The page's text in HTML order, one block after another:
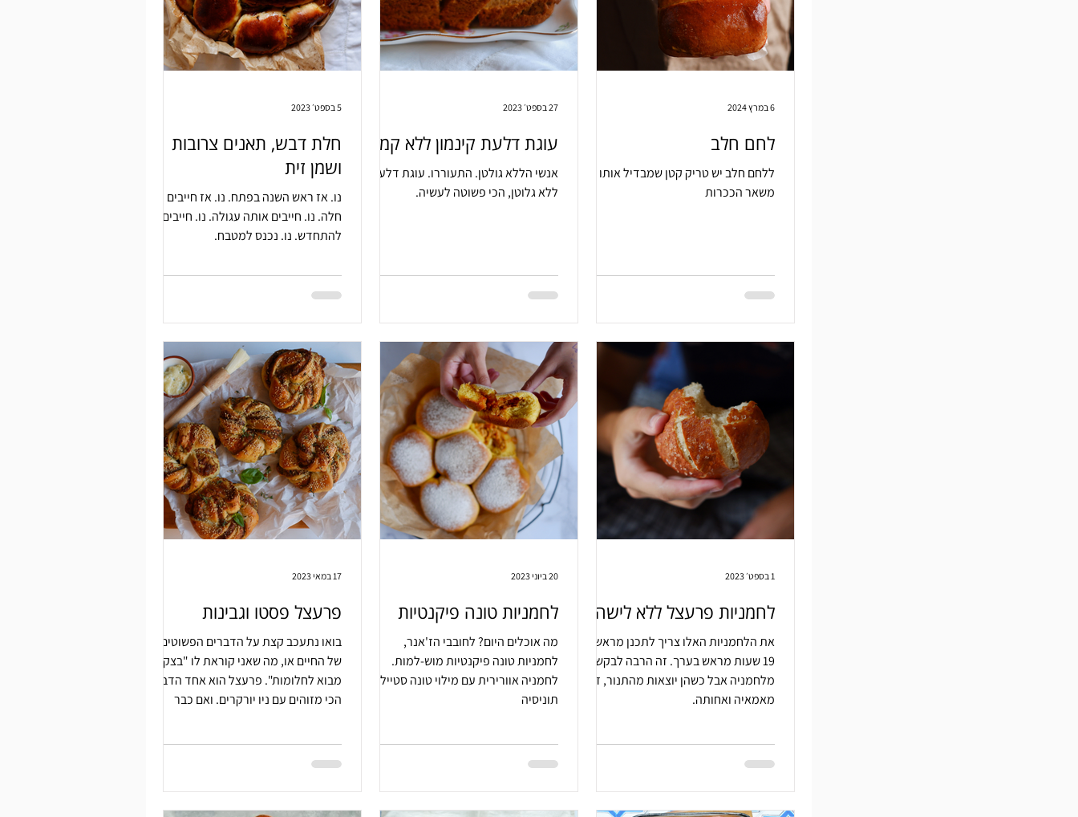
לחם חלב
ללחם חלב יש טריק קטן שמבדיל אותו
משאר הככרות
6 במרץ 2024
עוגת דלעת קינמון ללא קמח
אנשי הללא גולטן. התעוררו. עוגת דלעת
ללא גלוטן, הכי פשוטה לעשיה.
27 בספט׳ 2023
חלת דבש, תאנים צרובות
ושמן זית
נו. אז ראש השנה בפתח. נו. אז חייבים
חלה. נו. חייבים אותה עגולה. נו. חייבים
להתחדש. נו. נכנס למטבח.
5 בספט׳ 2023
לחמניות פרעצל ללא לישה
את הלחמניות האלו צריך לתכנן מראש.
19 שעות מראש בערך. זה הרבה לבקש
מלחמניה אבל כשהן יוצאות מהתנור, זה
מאמאיה ואחותה.
1 בספט׳ 2023
לחמניות טונה פיקנטיות
מה אוכלים היום? לחובבי הז'אנר,
לחמניות טונה פיקנטיות מוש-למות.
לחמניה אוורירית עם מילוי טונה סטייל
תוניסיה
20 ביוני 2023
פרעצל פסטו וגבינות
בואו נתעכב קצת על הדברים הפשוטים
של החיים או, מה שאני קוראת לו "בצק.
מבוא לחלומות". פרעצל הוא אחד הדברים
הכי מזוהים עם ניו יורקרים. ואם כבר
17 במאי 2023